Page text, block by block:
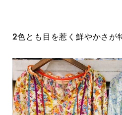
2色とも目を惹く鮮やかさ